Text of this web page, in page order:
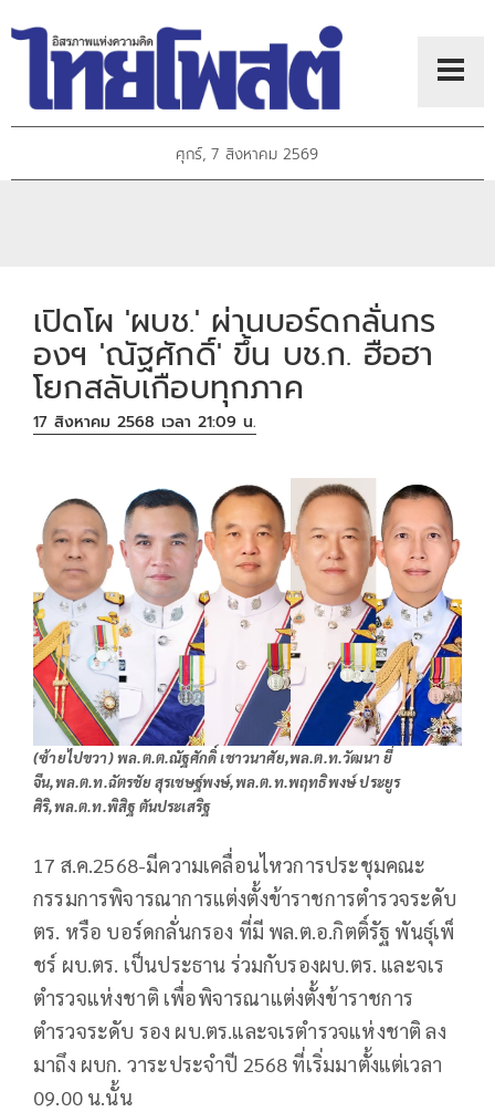
ศุกร์, 7 สิงหาคม 2569
เปิดโผ 'ผบช.' ผ่านบอร์ดกลั่นกร
องฯ 'ณัฐศักดิ์' ขึ้น บช.ก. ฮือฮา
โยกสลับเกือบทุกภาค
17 สิงหาคม 2568 เวลา 21:09 น.
(ซ้ายไปขวา)พล.ต.ต.ณัฐศักดิ์ เชาวนาศัย,พล.ต.ท.วัฒนา ยี่
จีน,พล.ต.ท.ฉัตรชัย สุรเชษฐ์พงษ์,พล.ต.ท.พฤทธิพงษ์ ประยูร
ศิริ,พล.ต.ท.พิสิฐ ตันประเสริฐ
17 ส.ค.2568-มีความเคลื่อนไหวการประชุมคณะ
กรรมการพิจารณาการแต่งตั้งข้าราชการตำรวจระดับ
ตร. หรือ บอร์ดกลั่นกรอง ที่มี พล.ต.อ.กิตติ์รัฐ พันธุ์เพ็
ชร์ ผบ.ตร. เป็นประธาน ร่วมกับรองผบ.ตร. และจเร
ตำรวจแห่งชาติ เพื่อพิจารณาแต่งตั้งข้าราชการ
ตำรวจระดับ รอง ผบ.ตร.และจเรตำรวจแห่งชาติ ลง
มาถึง ผบก. วาระประจำปี 2568 ที่เริ่มมาตั้งแต่เวลา
09.00 น.นั้น